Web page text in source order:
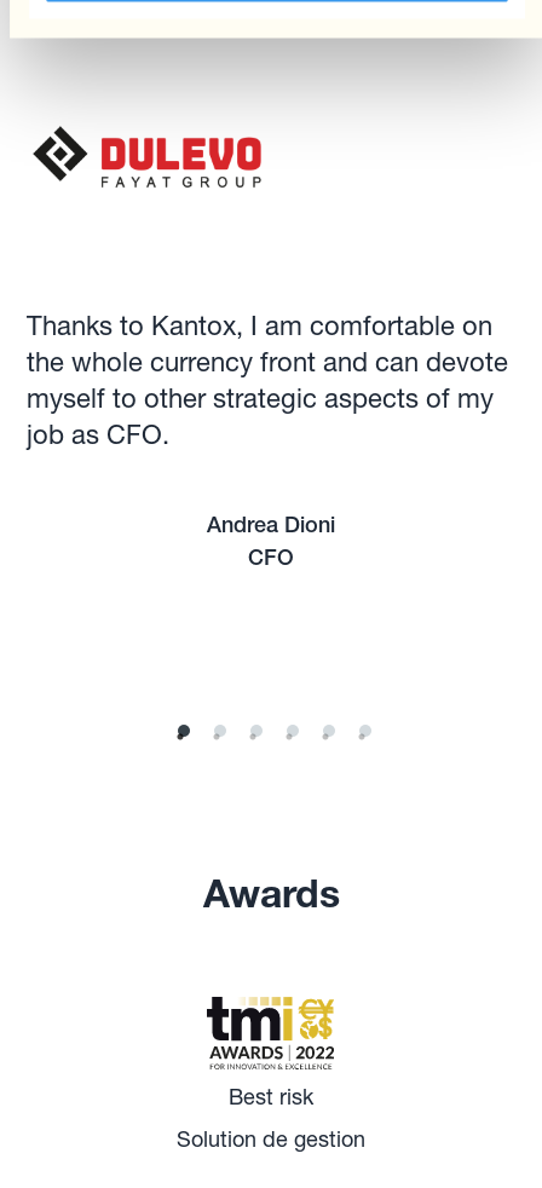
Thanks to Kantox, I am comfortable on
the whole currency front and can devote
myself to other strategic aspects of my
job as CFO.
Andrea Dioni
CFO
Awards
Best risk
Solution de gestion